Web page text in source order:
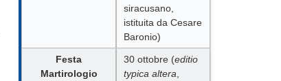
siracusano,
istituita da Cesare
Baronio)
Festa
Martirologio
30 ottobre (editio
typica altera